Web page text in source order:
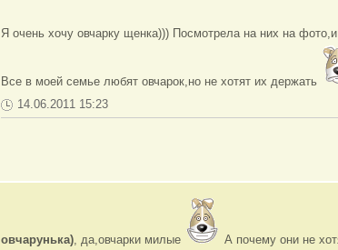
Я очень хочу овчарку щенка))) Посмотрела на них на
Все в моей семье любят овчарок,но не хотят их держать
14.06.2011 15:23
овчарунька), да,овчарки милые
А почему они не